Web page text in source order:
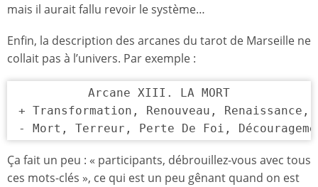
mais il aurait fallu revoir le système…
Enfin, la description des arcanes du tarot de Marseille ne
collait pas à l’univers. Par exemple :
Arcane XIII. LA MORT
+ Transformation, Renouveau, Renaissance,
- Mort, Terreur, Perte De Foi,
Ça fait un peu : « participants, débrouillez-vous avec tous
ces mots-clés », ce qui est un peu gênant quand on est